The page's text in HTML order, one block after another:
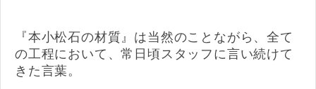
『本小松石の材質』は当然のことながら、全て
の工程において、常日頃スタッフに言い続けて
きた言葉。